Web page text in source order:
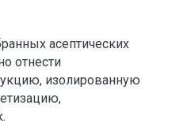
асептических
отнести
изолированную